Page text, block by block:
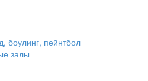
боулинг, пейнтбол
залы